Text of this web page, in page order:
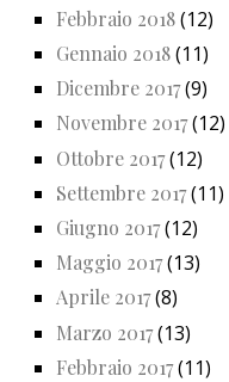
Febbraio 2018(12)
Gennaio 2018(11)
Dicembre 2017(9)
Novembre 2017(12)
Ottobre 2017(12)
Settembre 2017(11)
Giugno 2017(12)
Maggio 2017(13)
Aprile 2017(8)
Marzo 2017(13)
Febbraio 2017(11)